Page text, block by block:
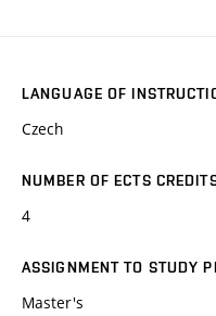
LANGUAGE OF
Czech
NUMBER OF ECTS
4
ASSIGNMENT TO STUDY
Master's